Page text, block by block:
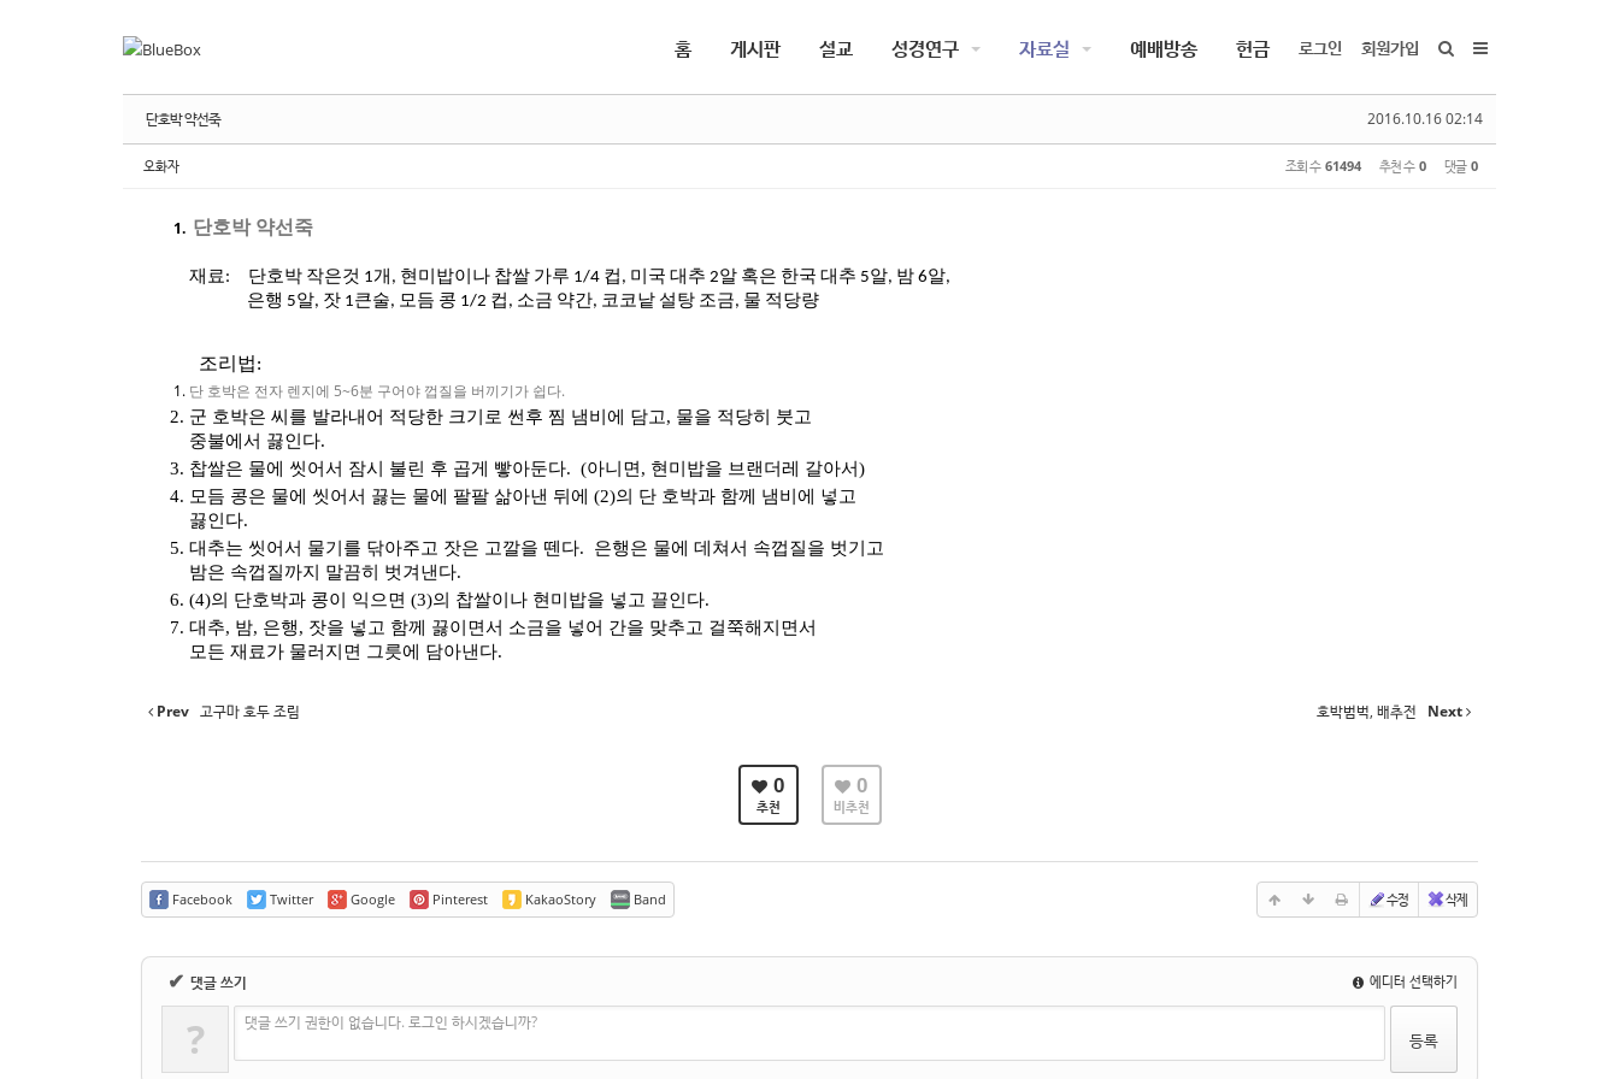
홈 게시판 설교 성경연구 자료실 예배방송 헌금 로그인 회원가입
2016.10.16 02:14
단호박 약선죽
오화자 조회 수 61494 추천 수 0 댓글 0
단호박 약선죽
재료 : 단호박 작은것 1개 , 현미밥이나 찹쌀 가루 1/4 컵 , 미국 대추 2알 혹은 한국 대추 5알, 밤 6알,
은행 5알, 잣 1큰술, 모듬 콩 1/2 컵 , 소금 약간, 코코낱 설탕 조금, 물 적당량
조리법:
단 호박은 전자 렌지에 5~6분 구어야 껍질을 버끼기가 쉽다.
군 호박은 씨를 발라내어 적당한 크기로 썬후 찜 냄비에 담고, 물을 적당히 붓고
중불에서 끓인다.
찹쌀은 물에 씻어서 잠시 불린 후 곱게 빻아둔다. (아니면 , 현미밥을 브랜더레 갈아서)
모듬 콩은 물에 씻어서 끓는 물에 팔팔 삶아낸 뒤에 (2)의 단 호박과 함께 냄비에 넣고
끓인다.
대추는 씻어서 물기를 닦아주고 잣은 고깔을 뗀다.
은행은 물에 데쳐서 속껍질을 벗기고
밤은 속껍질까지 말끔히 벗겨낸다.
(4)의 단호박과 콩이 익으면 (3)의 찹쌀이나 현미밥을 넣고 끌인다.
대추, 밤, 은행, 잣을 넣고 함께 끓이면서 소금을 넣어 간을 맞추고 걸쭉해지면서
모든 재료가 물러지면 그릇에 담아낸다.
Prev 고구마 호두 조림 호박범벅, 배추전 Next
0
추천
0
비추천
Facebook Twitter Google Pinterest KakaoStory Band 수정 삭제
✔ 댓글 쓰기 에디터 선택하기
? 댓글 쓰기 권한이 없습니다. 로그인 하시겠습니까?
스케치북5
Sketchbook5,
스케치북5
스케치북5
Sketchbook5,
스케치북5